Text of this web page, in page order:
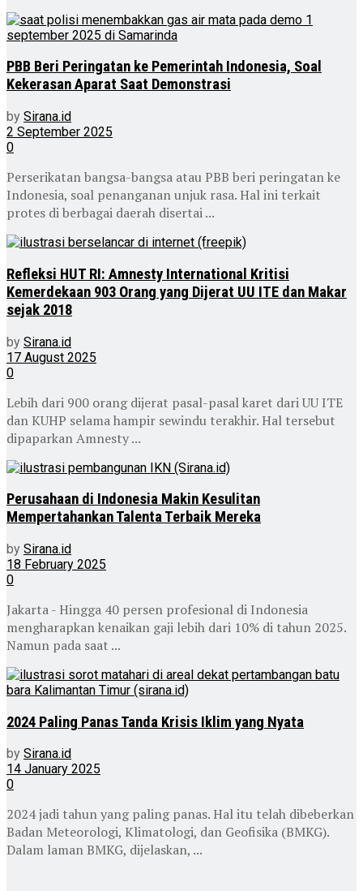
PBB Beri Peringatan ke Pemerintah Indonesia, Soal
Kekerasan Aparat Saat Demonstrasi
by Sirana.id
2 September 2025
0
Perserikatan bangsa-bangsa atau PBB beri peringatan ke
Indonesia, soal penanganan unjuk rasa. Hal ini terkait
protes di berbagai daerah disertai ...
Refleksi HUT RI: Amnesty International Kritisi
Kemerdekaan 903 Orang yang Dijerat UU ITE dan Makar
sejak 2018
by Sirana.id
17 August 2025
0
Lebih dari 900 orang dijerat pasal-pasal karet dari UU ITE
dan KUHP selama hampir sewindu terakhir. Hal tersebut
dipaparkan Amnesty ...
Perusahaan di Indonesia Makin Kesulitan
Mempertahankan Talenta Terbaik Mereka
by Sirana.id
18 February 2025
0
Jakarta - Hingga 40 persen profesional di Indonesia
mengharapkan kenaikan gaji lebih dari 10% di tahun 2025.
Namun pada saat ...
2024 Paling Panas Tanda Krisis Iklim yang Nyata
by Sirana.id
14 January 2025
0
2024 jadi tahun yang paling panas. Hal itu telah dibeberkan
Badan Meteorologi, Klimatologi, dan Geofisika (BMKG).
Dalam laman BMKG, dijelaskan, ...